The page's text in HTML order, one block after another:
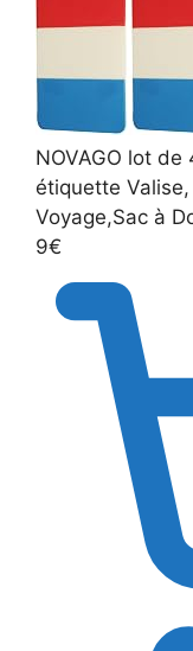
NOVAGO lot
étiquette
Voyage,Sac à
9€